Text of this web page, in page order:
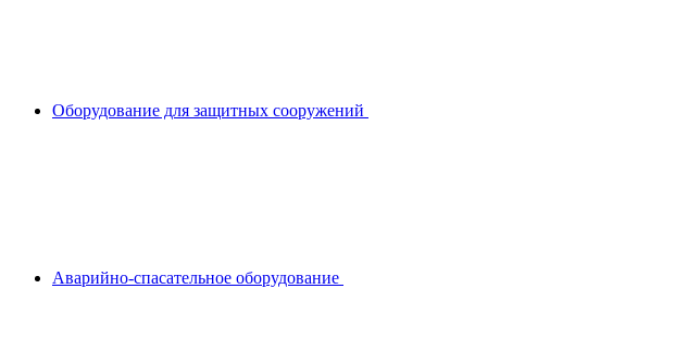
Оборудование для защитных сооружений
Аварийно-спасательное оборудование